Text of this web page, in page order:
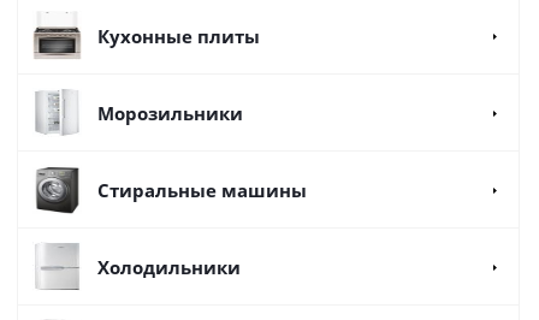
Кухонные плиты
Морозильники
Стиральные машины
Холодильники